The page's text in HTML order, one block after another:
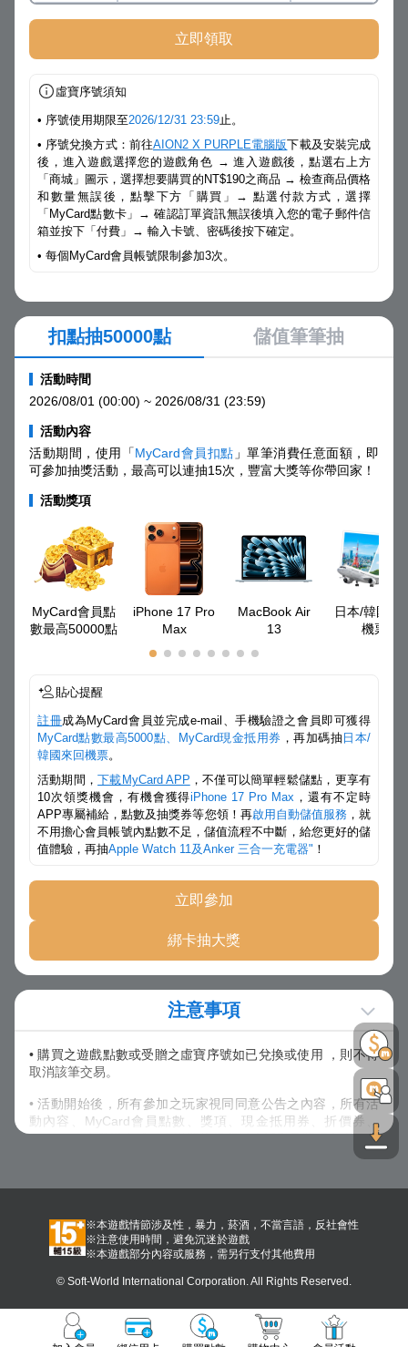
立即領取
虛寶序號須知
• 序號使用期限至2026/12/31 23:59止。
• 序號兌換方式：前往AION2 X PURPLE電腦版下載及安裝完成
後，進入遊戲選擇您的遊戲角色 → 進入遊戲後，點選右上方
「商城」圖示，選擇想要購買的NT$190之商品 → 檢查商品價格
和數量無誤後，點擊下方「購買」→ 點選付款方式，選擇
「MyCard點數卡」→ 確認訂單資訊無誤後填入您的電子郵件信
箱並按下「付費」→ 輸入卡號、密碼後按下確定。
• 每個MyCard會員帳號限制參加3次。
扣點抽50000點 儲值筆筆抽
活動時間
2026/08/01 (00:00) ~ 2026/08/31 (23:59)
活動內容
活動期間，使用「MyCard會員扣點 」單筆消費任意面額，即
可參加抽獎活動，最高可以連抽15次，豐富大獎等你帶回家！
活動獎項
MyCard會員點
數最高50000點
iPhone 17 Pro
Max
MacBook Air
13
日本/韓國來
機票
貼心提醒
註冊成為MyCard會員並完成e-mail、手機驗證之會員即可獲得
MyCard點數最高5000點、MyCard現金抵用券 ，再加碼抽 日本/
韓國來回機票。
活動期間，下載MyCard APP ，不僅可以簡單輕鬆儲點，更享有
10次領獎機會，有機會獲得iPhone 17 Pro Max ，還有不定時
APP專屬補給，點數及抽獎券等您領！再啟用自動儲值服務，就
不用擔心會員帳號內點數不足，儲值流程不中斷，給您更好的儲
值體驗，再抽Apple Watch 11及Anker 三合一充電器" ！
立即參加
綁卡抽大獎
注意事項
• 購買之遊戲點數或受贈之虛寶序號如已兌換或使用 ，則不得
取消該筆交易。
• 活動開始後，所有參加之玩家視同同意公告之內容，所有活
動內容、MyCard會員點數、獎項、現金抵用券、折價券、
COUPON之發送方式，主辦單位保留以上活動及獎項內容修改
之權利，並有權決定修改、取消、暫停或終止活動及贈送內
※本遊戲情節涉及性，暴力，菸酒，不當言語，反社會性
※注意使用時間，避免沉迷於遊戲
※本遊戲部分內容或服務，需另行支付其他費用
© Soft-World International Corporation. All Rights Reserved.